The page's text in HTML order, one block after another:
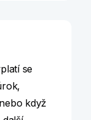
se
když